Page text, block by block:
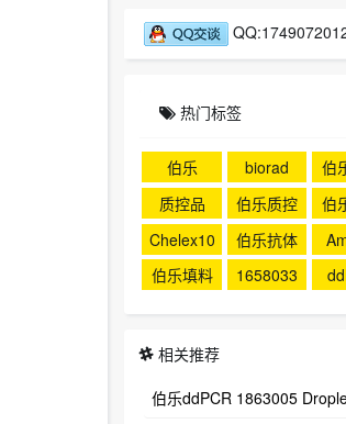
热门标签
伯乐 biorad
伯
质控品
伯乐质控
品
伯
Chelex10
0
伯乐抗体
伯乐填料
1658033
相关推荐